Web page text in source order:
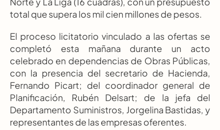
total que supera los mil cien millones de pesos.
El proceso licitatorio vinculado a las ofertas se
completó esta mañana durante un acto
celebrado en dependencias de Obras Públicas,
con la presencia del secretario de Hacienda,
Fernando Picart; del coordinador general de
Planificación, Rubén Delsart; de la jefa del
Departamento Suministros, Jorgelina Bastidas, y
representantes de las empresas oferentes.